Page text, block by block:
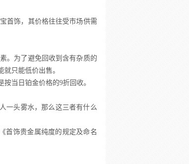
首饰，其价格往往受市场供需
。为了避免回收到含有杂质的
只能低价出售。
当日铂金价格的9折回收。
一头雾水，那么这三者有什么
首饰贵金属纯度的规定及命名